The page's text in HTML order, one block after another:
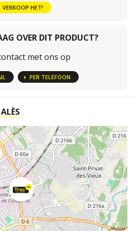
VERKOOP HET!
OVER DIT PRODUCT?
met ons op
PER TELEFOON